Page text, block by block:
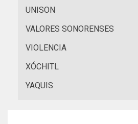
UNISON
VALORES SONORENSES
VIOLENCIA
XÓCHITL
YAQUIS